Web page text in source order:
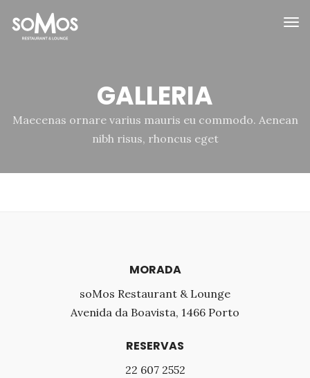
GALLERIA
Maecenas ornare varius mauris eu commodo. Aenean
nibh risus, rhoncus eget
MORADA
soMos Restaurant & Lounge
Avenida da Boavista, 1466 Porto
RESERVAS
22 607 2552